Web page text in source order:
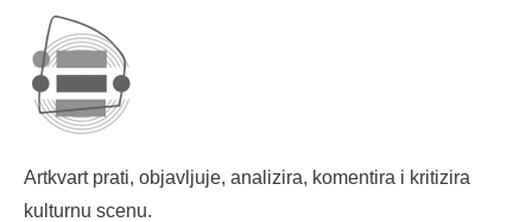
Artkvart prati, objavljuje, analizira, komentira i kritizira
kulturnu scenu.